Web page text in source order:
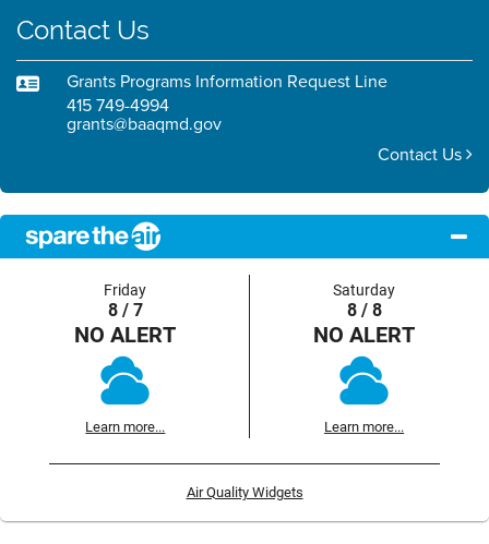
Contact Us
Grants Programs Information Request Line
415 749-4994
grants@baaqmd.gov
Contact Us
Friday
8 / 7
NO ALERT
Learn more...
Saturday
8 / 8
NO ALERT
Learn more...
Air Quality Widgets